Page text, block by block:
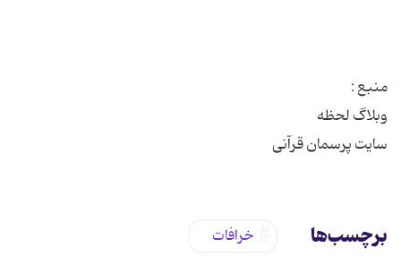
سایت پرسمان قرآنی
برچسب‌ها خرافات